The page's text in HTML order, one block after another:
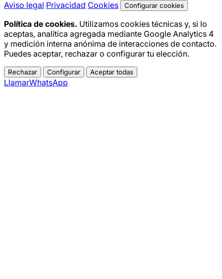
Aviso legal Privacidad Cookies Configurar cookies
Política de cookies. Utilizamos cookies técnicas y, si lo
aceptas, analítica agregada mediante Google Analytics 4
y medición interna anónima de interacciones de contacto.
Puedes aceptar, rechazar o configurar tu elección.
Rechazar Configurar Aceptar todas
LlamarWhatsApp